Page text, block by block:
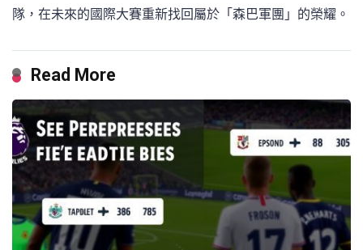
隊，在未來的國際大賽重新找回屬於「森巴軍團」的榮耀。
Read More